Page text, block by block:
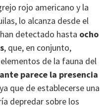
rojo americano y la
lo alcanza desde el
detectado hasta ocho
, que, en conjunto,
de la fauna del
parece la presencia
que de establecerse una
depredar sobre los